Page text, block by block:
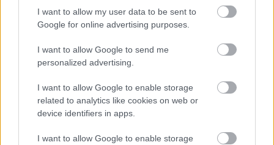
I want to allow my user data to be sent to
Google for online advertising purposes.
I want to allow Google to send me
personalized advertising.
I want to allow Google to enable storage
related to analytics like cookies on web or
device identifiers in apps.
I want to allow Google to enable storage
féléves kihagyás vár majd.
Itt állíthatod be, hogy a Csakfoci az elsők
között legyen a Google-találatokban
Tetszett a cikk? Megosztanád?
Link másolása Email küldés